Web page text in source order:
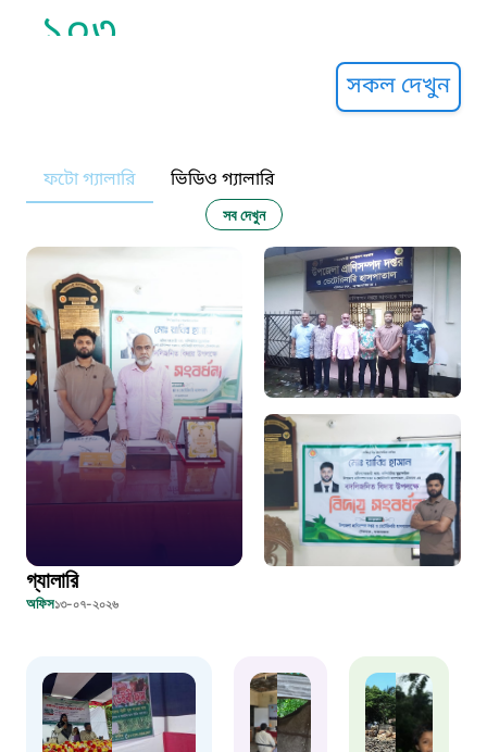
১০৩
নারী ও শিশু নির্যাতন প্রতিরোধ
১০৬
দুদক
১০২
দুর্যোগের আগাম বার্তা
১৬১২২
১০৯৮
১৬১০৯
সকল দেখুন
ফটো গ্যালারি ভিডিও গ্যালারি
সব দেখুন
গ্যালারি
অফিস১৩-০৭-২০২৬